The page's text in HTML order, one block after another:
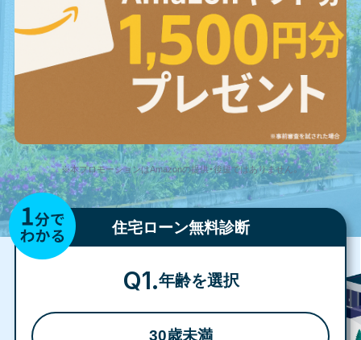
※本プロモーションはAmazonの提供・後援ではありません。
住宅ローン無料診断
Q1.年齢を選択
30歳未満